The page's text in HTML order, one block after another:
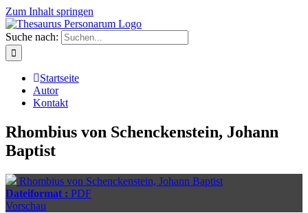
Zum Inhalt springen
Suche nach:
Startseite
Autor
Kontakt
Rhombius von Schenckenstein, Johann
Baptist
Rhombius von Schenckenstein, Johann Baptist
Dateiformat : PDF
Vorschau